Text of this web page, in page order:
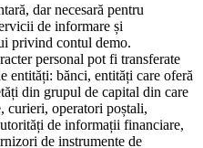
dar necesară pentru
de informare și
privind contul demo.
personal pot fi transferate
entități: bănci, entități care oferă
din grupul de capital din care
curieri, operatori poștali,
de informații financiare,
de instrumente de